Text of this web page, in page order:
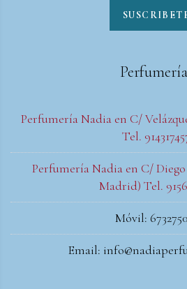
Perfumería Nadia en C/
Tel.
Perfumería Nadia en C/ Diego
Madrid) Tel.
Móvil:
Email: